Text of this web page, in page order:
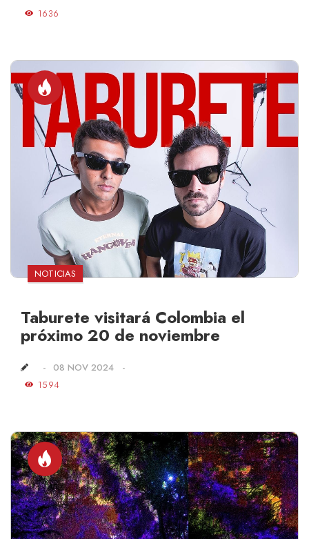
1636
NOTICIAS
Taburete visitará Colombia el
próximo 20 de noviembre
08 NOV 2024
1594